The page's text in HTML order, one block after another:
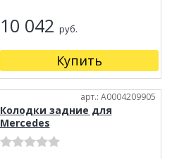
10 042 руб.
Купить
арт.: A0004209905
Колодки задние для
Mercedes